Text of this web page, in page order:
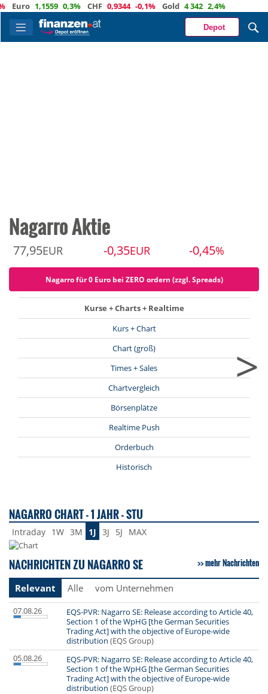
1,1559 0,3% CHF 0,9344 -0,1% Gold 4 342 2,4%
Depot
Nagarro Aktie
77,95EUR -0,35EUR -0,45%
Nagarro für 0 Euro bei ZERO ordern (zzgl. Spreads)
Kurse + Charts + Realtime
Kurs + Chart
Chart (groß)
Times + Sales
Chartvergleich
Börsenplätze
Realtime Push
Orderbuch
Historisch
>
NAGARRO CHART - 1 JAHR - STU
Intraday 1W 3M 1J 3J 5J MAX
NACHRICHTEN ZU NAGARRO SE mehr Nachrichten
Relevant Alle vom Unternehmen
07.08.26
EQS-PVR: Nagarro SE: Release according to Article 40,
Section 1 of the WpHG [the German Securities
Trading Act] with the objective of Europe-wide
distribution (EQS Group)
05.08.26
EQS-PVR: Nagarro SE: Release according to Article 40,
Section 1 of the WpHG [the German Securities
Trading Act] with the objective of Europe-wide
distribution (EQS Group)